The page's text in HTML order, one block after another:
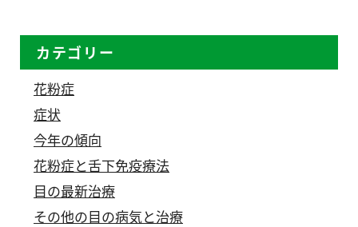
カテゴリー
花粉症
症状
今年の傾向
花粉症と舌下免疫療法
目の最新治療
その他の目の病気と治療